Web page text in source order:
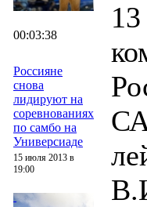
00:03:38
Россияне
снова
лидируют на
соревнованиях
по самбо на
Универсиаде
15 июля 2013 в
19:00